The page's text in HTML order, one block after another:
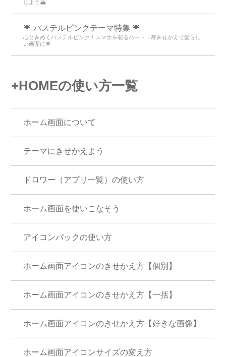
じよう🏔️
💗 パステルピンクテーマ特集 💗
心ときめくパステルピンク！スマホを彩るハート・苺きせかえで愛らし
い画面に💗
+HOMEの使い方一覧
ホーム画面について
テーマにきせかえよう
ドロワー（アプリ一覧）の使い方
ホーム画面を使いこなそう
アイコンパックの使い方
ホーム画面アイコンのきせかえ方【個別】
ホーム画面アイコンのきせかえ方【一括】
ホーム画面アイコンのきせかえ方【好きな画像】
ホーム画面アイコンサイズの変え方